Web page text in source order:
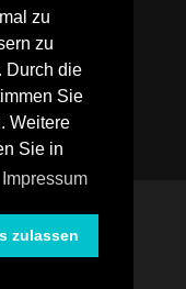
zu
zu
Durch die
Sie
Weitere
Sie in
Impressum
zulassen
Kontakt